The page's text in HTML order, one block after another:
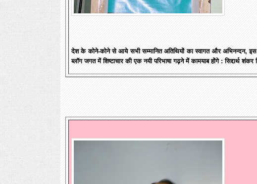
देश के कोने-कोने से आये सभी सम्मानित अतिथियों का स्वागत और अभिनन्दन, इस
ब्लॉग जगत में शिष्टाचार की एक नयी परिभाषा गढ़ने में कामयाब होंगे : सिद्दार्थ शंकर